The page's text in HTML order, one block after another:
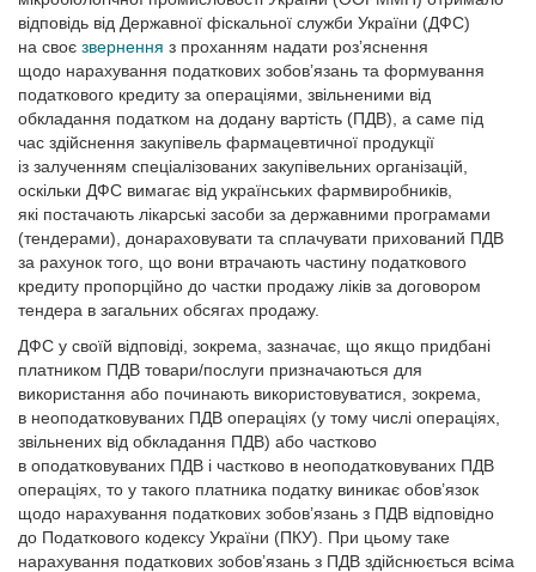
відповідь від Державної фіскальної служби України (ДФС)
на своє звернення з проханням надати роз’яснення
щодо нарахування податкових зобов’язань та формування
податкового кредиту за операціями, звільненими від
обкладання податком на додану вартість (ПДВ), а саме під
час здійснення закупівель фармацевтичної продукції
із залученням спеціалізованих закупівельних організацій,
оскільки ДФС вимагає від українських фармвиробників,
які постачають лікарські засоби за державними програмами
(тендерами), донараховувати та сплачувати прихований ПДВ
за рахунок того, що вони втрачають частину податкового
кредиту пропорційно до частки продажу ліків за договором
тендера в загальних обсягах продажу.
ДФС у своїй відповіді, зокрема, зазначає, що якщо придбані
платником ПДВ товари/послуги призначаються для
використання або починають використовуватися, зокрема,
в неоподатковуваних ПДВ операціях (у тому числі операціях,
звільнених від обкладання ПДВ) або частково
в оподатковуваних ПДВ і частково в неоподатковуваних ПДВ
операціях, то у такого платника податку виникає обов’язок
щодо нарахування податкових зобов’язань з ПДВ відповідно
до Податкового кодексу України (ПКУ). При цьому таке
нарахування податкових зобов’язань з ПДВ здійснюється всіма